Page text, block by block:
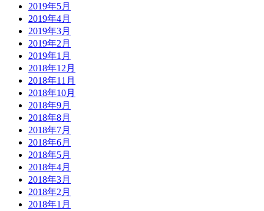
2019年5月
2019年4月
2019年3月
2019年2月
2019年1月
2018年12月
2018年11月
2018年10月
2018年9月
2018年8月
2018年7月
2018年6月
2018年5月
2018年4月
2018年3月
2018年2月
2018年1月